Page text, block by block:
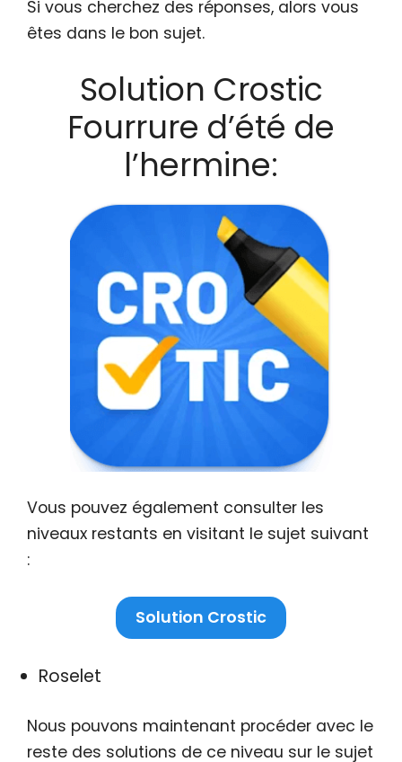
Si vous cherchez des réponses, alors vous
êtes dans le bon sujet.
Solution Crostic
Fourrure d’été de
l’hermine:
Vous pouvez également consulter les
niveaux restants en visitant le sujet suivant
:
Solution Crostic
Roselet
Nous pouvons maintenant procéder avec le
reste des solutions de ce niveau sur le sujet